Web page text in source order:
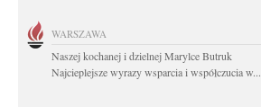
WARSZAWA
Naszej kochanej i dzielnej Marylce Butruk
Najcieplejsze wyrazy wsparcia i współczucia w...